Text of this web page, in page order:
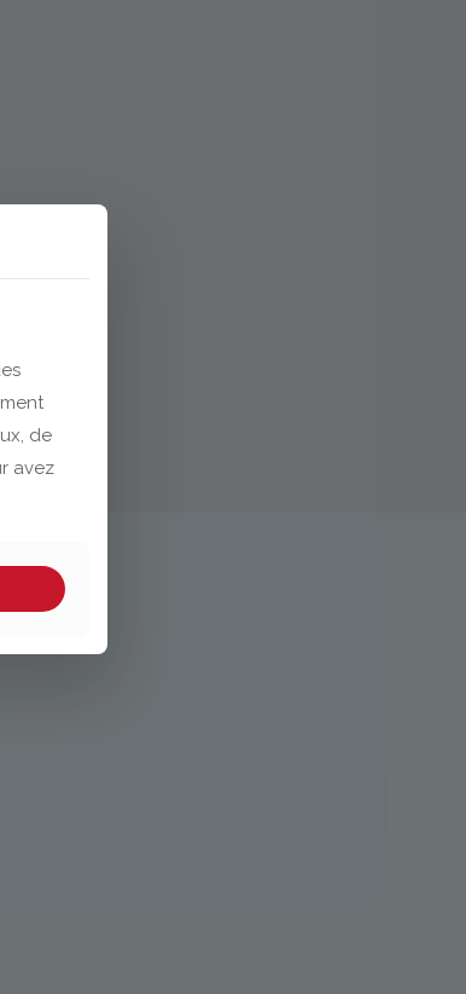
de
avez